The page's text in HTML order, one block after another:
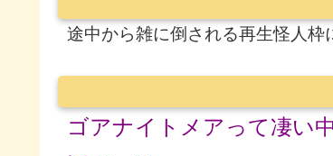
途中から雑に倒される再生怪人枠
ゴアナイトメアって凄い